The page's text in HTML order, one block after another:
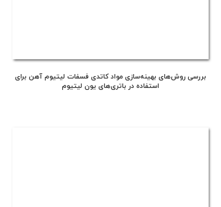
بررسی روش‌های بهینه‌سازی مواد کاتدی فسفات لیتیوم آهن برای
استفاده در باتری‌های یون لیتیوم